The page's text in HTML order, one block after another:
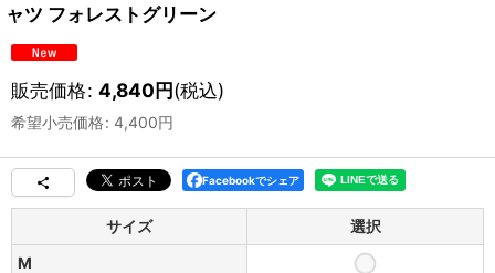
ャツ フォレストグリーン
販売価格: 4,840円(税込)
希望小売価格: 4,400円
Facebookでシェア
サイズ
選択
M